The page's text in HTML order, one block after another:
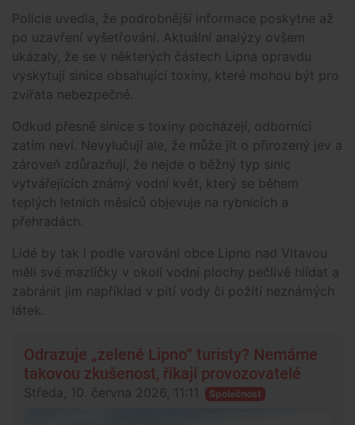
Policie uvedla, že podrobnější informace poskytne až
po uzavření vyšetřování. Aktuální analýzy ovšem
ukázaly, že se v některých částech Lipna opravdu
vyskytují sinice obsahující toxiny, které mohou být pro
zvířata nebezpečné.
Odkud přesně sinice s toxiny pocházejí, odborníci
zatím neví. Nevylučují ale, že může jít o přirozený jev a
zároveň zdůrazňují, že nejde o běžný typ sinic
vytvářejících známý vodní květ, který se během
teplých letních měsíců objevuje na rybnících a
přehradách.
Lidé by tak i podle varování obce Lipno nad Vltavou
měli své mazlíčky v okolí vodní plochy pečlivě hlídat a
zabránit jim například v pití vody či požití neznámých
látek.
Odrazuje „zelené Lipno“ turisty? Nemáme
takovou zkušenost, říkají provozovatelé
Středa, 10. června 2026, 11:11 Společnost